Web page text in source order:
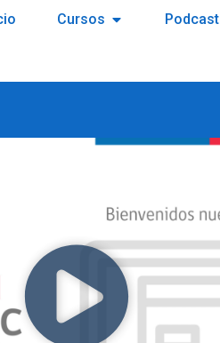
Cursos Podcast